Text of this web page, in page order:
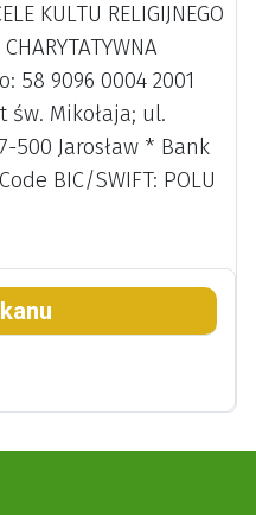
KULTU RELIGIJNEGO
58 9096 0004 2001
św. Mikołaja; ul.
500 Jarosław * Bank
BIC/SWIFT: POLU